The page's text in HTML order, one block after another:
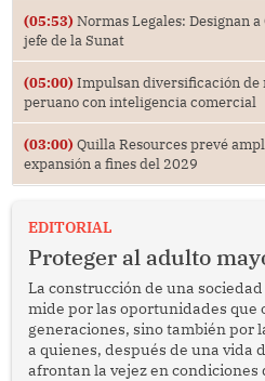
(05:53) Normas Legales: Designan
jefe de la Sunat
(05:00) Impulsan diversificación de
peruano con inteligencia comercial
(03:00) Quilla Resources prevé
expansión a fines del 2029
EDITORIAL
Proteger al adulto
La construcción de una
mide por las oportunidades que
generaciones, sino también por
a quienes, después de una vida
afrontan la vejez en